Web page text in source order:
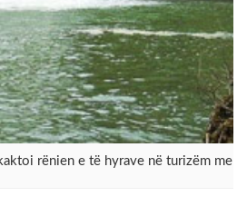
rënien e të hyrave në turizëm me